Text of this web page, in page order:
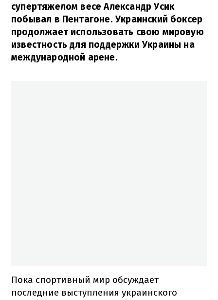
супертяжелом весе Александр Усик
побывал в Пентагоне. Украинский боксер
продолжает использовать свою мировую
известность для поддержки Украины на
международной арене.
Пока спортивный мир обсуждает
последние выступления украинского